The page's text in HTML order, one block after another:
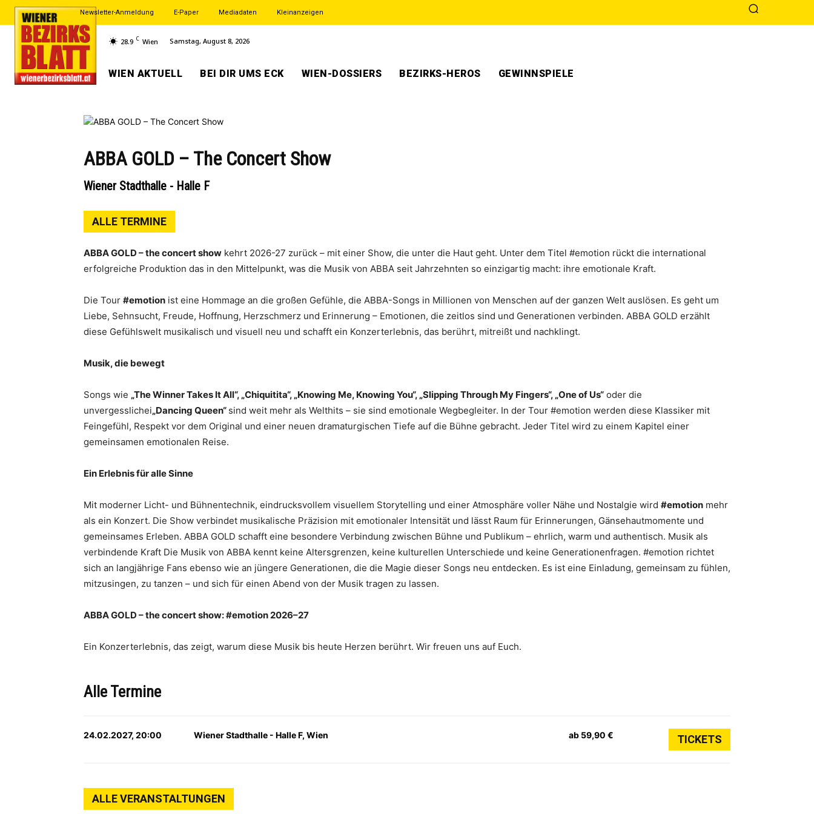
Newsletter-Anmeldung E-Paper Mediadaten Kleinanzeigen
28.9 C Wien Samstag, August 8, 2026
WIEN AKTUELL BEI DIR UMS ECK WIEN-DOSSIERS BEZIRKS-HEROS GEWINNSPIELE
ABBA GOLD – The Concert Show
Wiener Stadthalle - Halle F
ALLE TERMINE
ABBA GOLD – the concert show kehrt 2026-27 zurück – mit einer Show, die unter die Haut geht. Unter dem Titel #emotion rückt die international
erfolgreiche Produktion das in den Mittelpunkt, was die Musik von ABBA seit Jahrzehnten so einzigartig macht: ihre emotionale Kraft.
Die Tour #emotion ist eine Hommage an die großen Gefühle, die ABBA-Songs in Millionen von Menschen auf der ganzen Welt auslösen. Es geht um
Liebe, Sehnsucht, Freude, Hoffnung, Herzschmerz und Erinnerung – Emotionen, die zeitlos sind und Generationen verbinden. ABBA GOLD erzählt
diese Gefühlswelt musikalisch und visuell neu und schafft ein Konzerterlebnis, das berührt, mitreißt und nachklingt.
Musik, die bewegt
Songs wie „The Winner Takes It All“, „Chiquitita“, „Knowing Me, Knowing You“, „Slipping Through My Fingers“, „One of Us“ oder die
unvergesslichei„Dancing Queen“ sind weit mehr als Welthits – sie sind emotionale Wegbegleiter. In der Tour #emotion werden diese Klassiker mit
Feingefühl, Respekt vor dem Original und einer neuen dramaturgischen Tiefe auf die Bühne gebracht. Jeder Titel wird zu einem Kapitel einer
gemeinsamen emotionalen Reise.
Ein Erlebnis für alle Sinne
Mit moderner Licht- und Bühnentechnik, eindrucksvollem visuellem Storytelling und einer Atmosphäre voller Nähe und Nostalgie wird #emotion mehr
als ein Konzert. Die Show verbindet musikalische Präzision mit emotionaler Intensität und lässt Raum für Erinnerungen, Gänsehautmomente und
gemeinsames Erleben. ABBA GOLD schafft eine besondere Verbindung zwischen Bühne und Publikum – ehrlich, warm und authentisch. Musik als
verbindende Kraft Die Musik von ABBA kennt keine Altersgrenzen, keine kulturellen Unterschiede und keine Generationenfragen. #emotion richtet
sich an langjährige Fans ebenso wie an jüngere Generationen, die die Magie dieser Songs neu entdecken. Es ist eine Einladung, gemeinsam zu fühlen,
mitzusingen, zu tanzen – und sich für einen Abend von der Musik tragen zu lassen.
ABBA GOLD – the concert show: #emotion 2026–27
Ein Konzerterlebnis, das zeigt, warum diese Musik bis heute Herzen berührt. Wir freuen uns auf Euch.
Alle Termine
24.02.2027, 20:00 Wiener Stadthalle - Halle F, Wien ab 59,90 € TICKETS
ALLE VERANSTALTUNGEN